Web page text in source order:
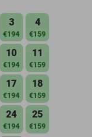
3
€194
4
€159
10
€194
11
€159
17
€194
18
€159
24
€194
25
€159